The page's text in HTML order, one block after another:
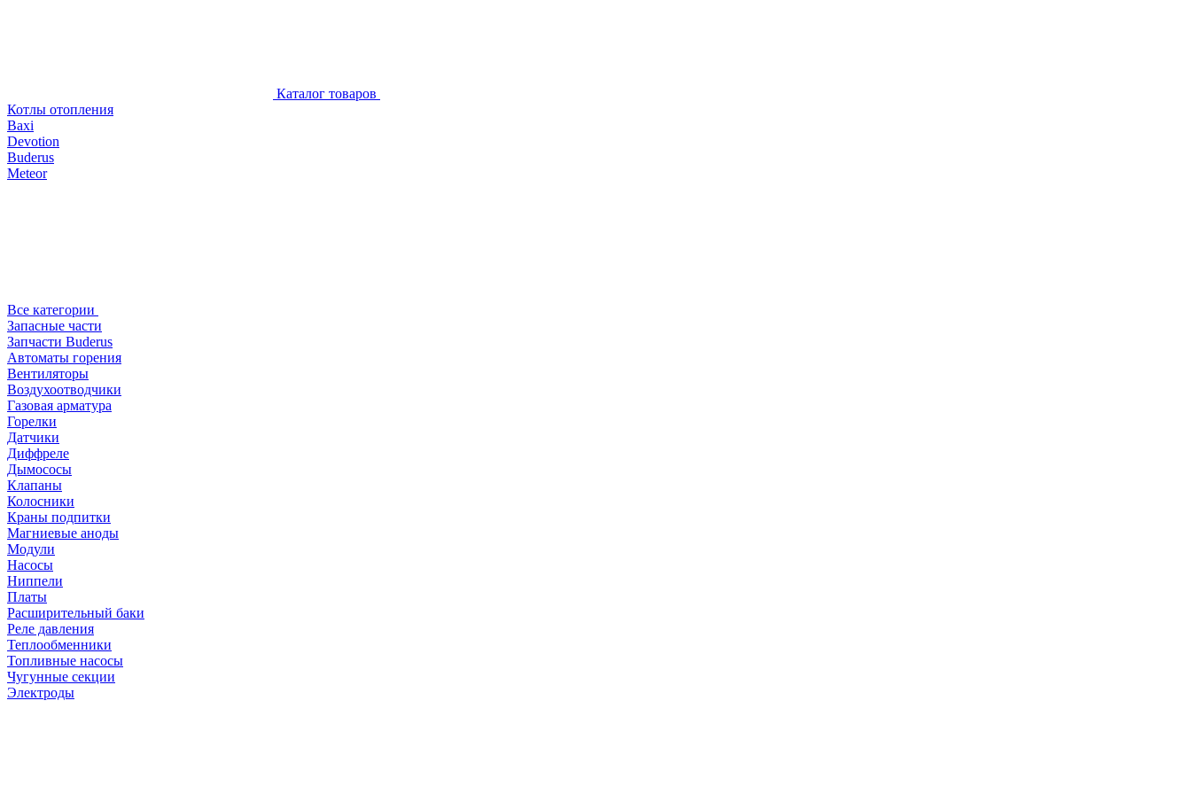
Каталог товаров
Котлы отопления
Baxi
Devotion
Buderus
Meteor
Все категории
Запасные части
Запчасти Buderus
Автоматы горения
Вентиляторы
Воздухоотводчики
Газовая арматура
Горелки
Датчики
Диффреле
Дымососы
Клапаны
Колосники
Краны подпитки
Магниевые аноды
Модули
Насосы
Ниппели
Платы
Расширительный баки
Реле давления
Теплообменники
Топливные насосы
Чугунные секции
Электроды